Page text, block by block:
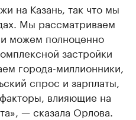
на Казань, так что мы
Мы рассматриваем
и можем полноценно
застройки
города-миллионники,
спрос и зарплаты,
влияющие на
— сказала Орлова.